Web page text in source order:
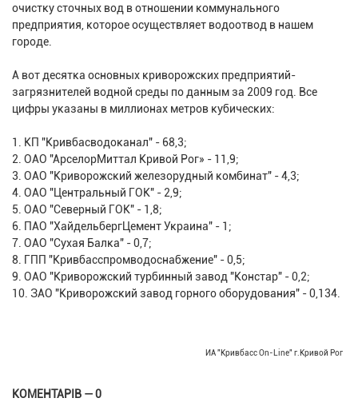
очистку сточных вод в отношении коммунального
предприятия, которое осуществляет водоотвод в нашем
городе.
А вот десятка основных криворожских предприятий-
загрязнителей водной среды по данным за 2009 год. Все
цифры указаны в миллионах метров кубических:
1. КП "Кривбасводоканал" - 68,3;
2. ОАО "АрселорМиттал Кривой Рог» - 11,9;
3. ОАО "Криворожский железорудный комбинат" - 4,3;
4. ОАО "Центральный ГОК" - 2,9;
5. ОАО "Северный ГОК" - 1,8;
6. ПАО "ХайдельбергЦемент Украина" - 1;
7. ОАО "Сухая Балка" - 0,7;
8. ГПП "Кривбасспромводоснабжение" - 0,5;
9. ОАО "Криворожский турбинный завод "Констар" - 0,2;
10. ЗАО "Криворожский завод горного оборудования" - 0,134.
ИА "Кривбасс On-Line" г.Кривой Рог
КОМЕНТАРІВ — 0